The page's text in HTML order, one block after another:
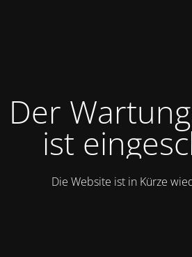
Der
ist
Die Website ist in Kürze